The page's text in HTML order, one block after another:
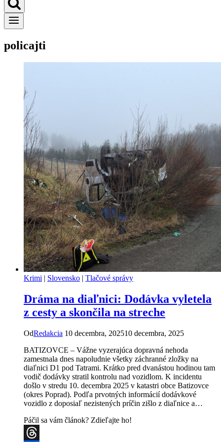
policajti
Krimi | Slovensko | Tlačové správy
Dráma na diaľnici: Dodávka vyletela
z cesty a skončila na streche
OdRedakcia 10 decembra, 202510 decembra, 2025
BATIZOVCE – Vážne vyzerajúca dopravná nehoda
zamestnala dnes napoludnie všetky záchranné zložky na
diaľnici D1 pod Tatrami. Krátko pred dvanástou hodinou tam
vodič dodávky stratil kontrolu nad vozidlom. K incidentu
došlo v stredu 10. decembra 2025 v katastri obce Batizovce
(okres Poprad). Podľa prvotných informácií dodávkové
vozidlo z doposiaľ nezistených príčin zišlo z diaľnice a…
Páčil sa vám článok? Zdieľajte ho!